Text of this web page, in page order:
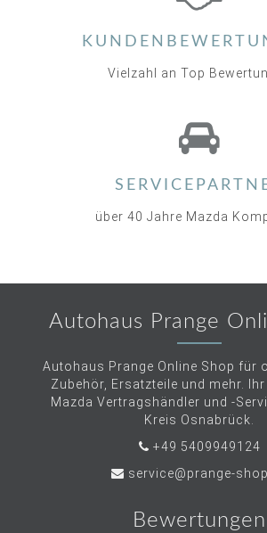
Vielzahl an Top
über 40 Jahre Mazda
Autohaus Prange
Autohaus Prange Online Shop für
Zubehör, Ersatzteile und mehr.
Mazda Vertragshändler und -
Kreis Osnabrück.
+49 5409949124
service@prange-
Bewertungen